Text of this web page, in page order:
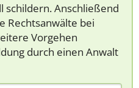
schildern. Anschließend
Rechtsanwälte bei
Vorgehen
durch einen Anwalt